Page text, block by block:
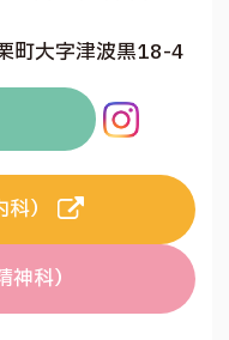
町大字津波黒18-4
）
科）